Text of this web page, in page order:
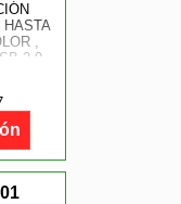
HASTA
,
2.0